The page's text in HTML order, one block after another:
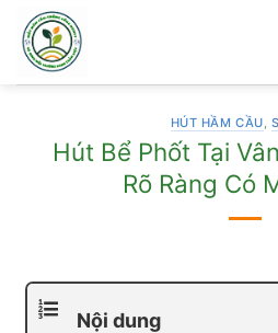
qua
dung
HÚT HẦM CẦU,
Hút Bể Phốt Tại
Rõ Ràng Có
Nội dung